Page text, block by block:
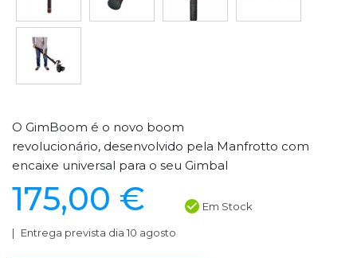
O GimBoom é o novo boom
revolucionário, desenvolvido pela Manfrotto com
encaixe universal para o seu Gimbal
175,00 € Em Stock
Entrega prevista dia 10 agosto